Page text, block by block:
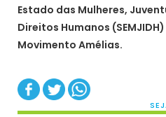
Estado das Mulheres,
Direitos Humanos
Movimento Amélias.